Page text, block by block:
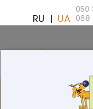
050
068
RU | UA